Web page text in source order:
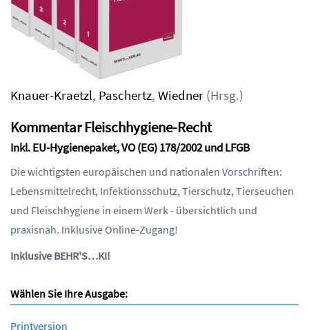
Knauer-Kraetzl, Paschertz, Wiedner (Hrsg.)
Kommentar Fleischhygiene-Recht
Inkl. EU-Hygienepaket, VO (EG) 178/2002 und LFGB
Die wichtigsten europäischen und nationalen Vorschriften:
Lebensmittelrecht, Infektionsschutz, Tierschutz, Tierseuchen
und Fleischhygiene in einem Werk - übersichtlich und
praxisnah. Inklusive Online-Zugang!
Inklusive BEHR'S…KI!
Wählen Sie Ihre Ausgabe:
Printversion